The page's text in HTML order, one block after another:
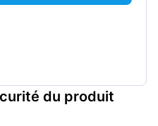
du produit